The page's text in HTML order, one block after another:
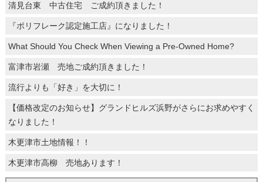
清見台東 中古住宅 ご成約頂きました！
『ポリフレーク認定施工店』になりました！
What Should You Check When Viewing a Pre-Owned Home?
富津市岩瀬 売地ご成約頂きました！
流行よりも「好き」を大切に！
【価格改定のお知らせ】グランドヒルズ浜野がさらにお求めやすく
なりました！
木更津市土地情報！！
木更津市高柳 売地あります！